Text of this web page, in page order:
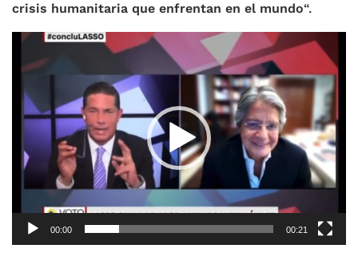
crisis humanitaria que enfrentan en el mundo“.
Reproductor
00:00 00:21